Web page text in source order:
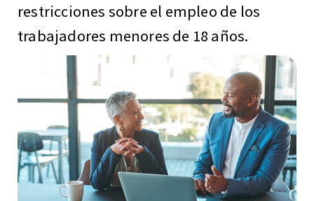
restricciones sobre el empleo de los
trabajadores menores de 18 años.